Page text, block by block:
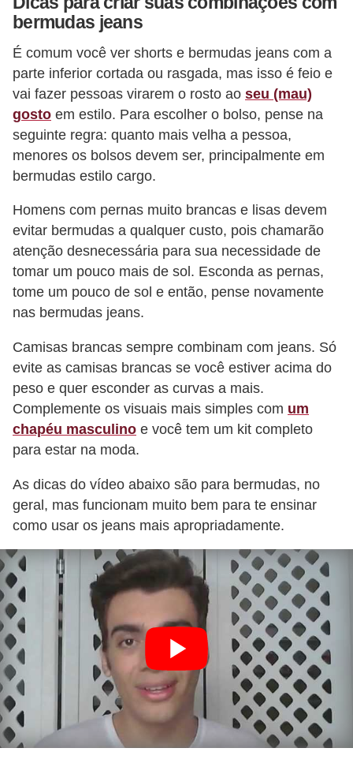
bermudas jeans
É comum você ver shorts e bermudas jeans com a
parte inferior cortada ou rasgada, mas isso é feio e
vai fazer pessoas virarem o rosto ao seu (mau)
gosto em estilo. Para escolher o bolso, pense na
seguinte regra: quanto mais velha a pessoa,
menores os bolsos devem ser, principalmente em
bermudas estilo cargo.
Homens com pernas muito brancas e lisas devem
evitar bermudas a qualquer custo, pois chamarão
atenção desnecessária para sua necessidade de
tomar um pouco mais de sol. Esconda as pernas,
tome um pouco de sol e então, pense novamente
nas bermudas jeans.
Camisas brancas sempre combinam com jeans. Só
evite as camisas brancas se você estiver acima do
peso e quer esconder as curvas a mais.
Complemente os visuais mais simples com um
chapéu masculino e você tem um kit completo
para estar na moda.
As dicas do vídeo abaixo são para bermudas, no
geral, mas funcionam muito bem para te ensinar
como usar os jeans mais apropriadamente.